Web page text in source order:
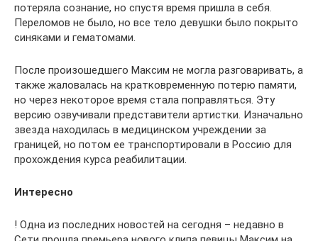
потеряла сознание, но спустя время пришла в себя.
Переломов не было, но все тело девушки было покрыто
синяками и гематомами.
После произошедшего Максим не могла разговаривать, а
также жаловалась на кратковременную потерю памяти,
но через некоторое время стала поправляться. Эту
версию озвучивали представители артистки. Изначально
звезда находилась в медицинском учреждении за
границей, но потом ее транспортировали в Россию для
прохождения курса реабилитации.
Интересно
! Одна из последних новостей на сегодня – недавно в